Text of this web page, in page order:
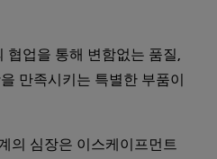
협업을 통해 변함없는 품질,
만족시키는 특별한 부품이
의 심장은 이스케이프먼트